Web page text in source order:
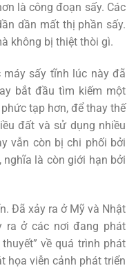
là công đoạn sấy. Các
dần mất thị phần sấy.
không bị thiệt thòi gì.
sấy tĩnh lúc này đã
bắt đầu tìm kiếm một
tạp hơn, để thay thế
đất và sử dụng nhiều
vẫn còn bị chi phối bởi
là còn giới hạn bởi
Đã xảy ra ở Mỹ và Nhật
ra ở các nơi đang phát
về quá trình phát
họa viễn cảnh phát triển